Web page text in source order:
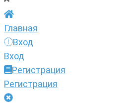
Главная
Вход
Вход
Регистрация
Регистрация